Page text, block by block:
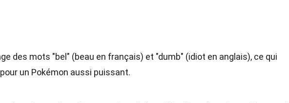
des mots "bel" (beau en français) et "dumb" (idiot en anglais), ce qui
un Pokémon aussi puissant.